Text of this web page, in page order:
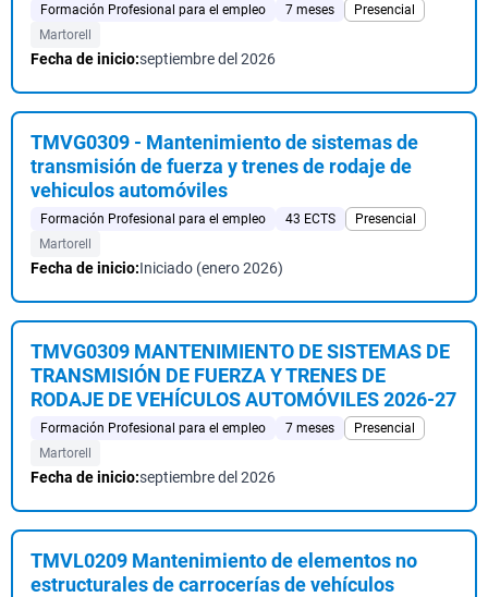
Formación Profesional para el empleo 7 meses
Presencial
Martorell
Fecha de inicio:septiembre del 2026
TMVG0309 - Mantenimiento de sistemas de
transmisión de fuerza y trenes de rodaje de
vehiculos automóviles
Formación Profesional para el empleo 43 ECTS
Presencial
Martorell
Fecha de inicio:Iniciado (enero 2026)
TMVG0309 MANTENIMIENTO DE SISTEMAS DE
TRANSMISIÓN DE FUERZA Y TRENES DE
RODAJE DE VEHÍCULOS AUTOMÓVILES 2026-27
Formación Profesional para el empleo 7 meses
Presencial
Martorell
Fecha de inicio:septiembre del 2026
TMVL0209 Mantenimiento de elementos no
estructurales de carrocerías de vehículos